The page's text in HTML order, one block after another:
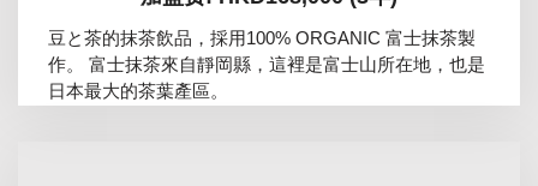
豆と茶的抹茶飲品，採用100% ORGANIC 富士抹茶製
作。 富士抹茶來自靜岡縣，這裡是富士山所在地，也是
日本最大的茶葉產區。